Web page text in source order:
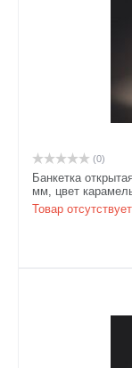
(0)
Банкетка
мм, цвет
Товар